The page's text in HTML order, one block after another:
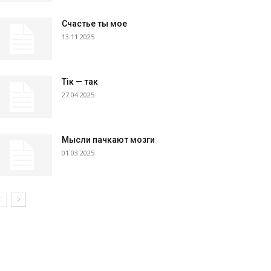
Счастье ты мое
13.11.2025
Тік — так
27.04.2025
Мысли пачкают мозги
01.03.2025